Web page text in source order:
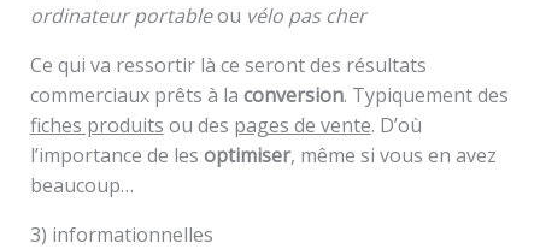
ordinateur portableou vélo pas cher
Ce qui va ressortir là ce seront des résultats
commerciaux prêts à la conversion. Typiquement des
fiches produits ou des pages de vente. D’où
l’importance de les optimiser, même si vous en avez
beaucoup…
3) informationnelles